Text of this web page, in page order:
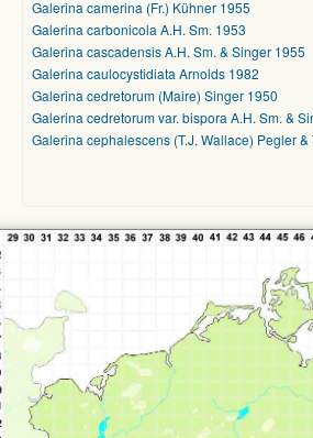
Galerina camerina (Fr.) Kühner 1955
Galerina carbonicola A.H. Sm. 1953
Galerina cascadensis A.H. Sm. & Singer 1955
Galerina caulocystidiata Arnolds 1982
Galerina cedretorum (Maire) Singer 1950
Galerina cedretorum var. bispora A.H. Sm. &
Galerina cephalescens (T.J. Wallace) Pegler &